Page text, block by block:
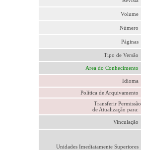
Volume
Número
Páginas
Tipo de Versão
Area do Conhecimento
Idioma
Política de Arquivamento
Transferir Permissão
de Atualização para:
Vinculação
Unidades Imediatamente Superiores